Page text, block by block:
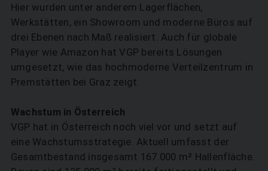
Hier wurden unter anderem Lagerflächen,
Werkstätten, ein Showroom und moderne Büros auf
drei Ebenen nach Maß realisiert. Auch für globale
Player wie Amazon hat VGP bereits Lösungen
umgesetzt, wie das hochmoderne Verteilzentrum in
Premstätten bei Graz zeigt.
Wachstum in Österreich
VGP hat in Österreich noch viel vor und setzt auf
eine Wachstumsstrategie. Aktuell umfasst der
Gesamtbestand insgesamt 167.000 m² ­Hallenfläche.